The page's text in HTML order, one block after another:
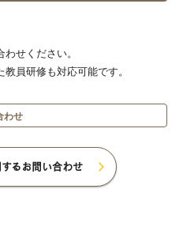
せください。
員研修も対応可能です。
わせ
るお問い合わせ